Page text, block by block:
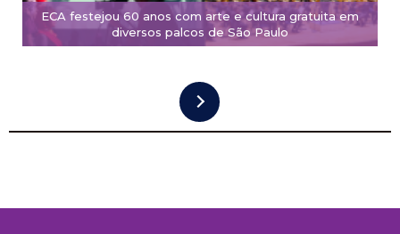
ECA festejou 60 anos com arte e cultura gratuita em
diversos palcos de São Paulo